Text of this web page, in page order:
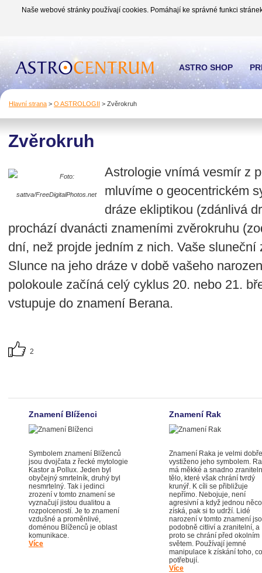
Naše webové stránky používají cookies. Pomáhají ke správné funkci
Hlavní strana > O ASTROLOGII > Zvěrokruh
Zvěrokruh
Foto:
sattva/FreeDigitalPhotos.net
Astrologie vnímá vesmír z
mluvíme o geocentrickém
dráze ekliptikou (zdánlivá
prochází dvanácti znameními zvěrokruhu
dní, než projde jedním z nich. Vaše
Slunce na jeho dráze v době vašeho
polokoule začíná celý cyklus 20. nebo 21.
vstupuje do znamení Berana.
2
Znamení Blíženci
Symbolem znamení Blíženců
jsou dvojčata z řecké mytologie
Kastor a Pollux. Jeden byl
obyčejný smrtelník, druhý byl
nesmrtelný. Tak i jedinci
zrození v tomto znamení se
vyznačují jistou dualitou a
rozpolceností. Je to znamení
vzdušné a proměnlivé,
doménou Blíženců je oblast
komunikace.
Více
Znamení Rak
Znamení Raka je velmi dobře
vystiženo jeho symbolem.
má měkké a snadno
tělo, které však chrání tvrdý
krunýř. K cíli se přibližuje
nepřímo. Nebojuje, není
agresivní a když jednou něco
získá, pak si to udrží. Lidé
narození v tomto znamení
podobně citliví a zranitelní, a
proto se chrání před okolním
světem. Používají jemné
manipulace k získání toho, co
Více
ASTRO SHOP